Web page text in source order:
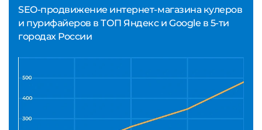
SEO-продвижение интернет-магазина кулеров
и пурифайеров в ТОП Яндекс и Google в 5-ти
городах России